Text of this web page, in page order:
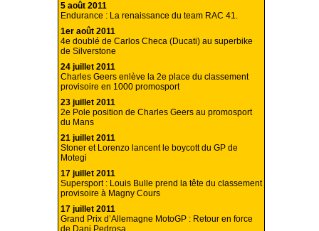
5 août 2011
Endurance : La renaissance du team RAC 41.
1er août 2011
4e doublé de Carlos Checa (Ducati) au superbike
de Silverstone
24 juillet 2011
Charles Geers enlève la 2e place du classement
provisoire en 1000 promosport
23 juillet 2011
2e Pole position de Charles Geers au promosport
du Mans
21 juillet 2011
Stoner et Lorenzo lancent le boycott du GP de
Motegi
17 juillet 2011
Supersport : Louis Bulle prend la tête du classement
provisoire à Magny Cours
17 juillet 2011
Grand Prix d’Allemagne MotoGP : Retour en force
de Dani Pedrosa